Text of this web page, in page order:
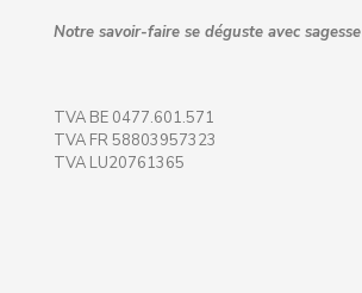
Notre savoir-faire se déguste avec sagesse
TVA BE 0477.601.571
TVA FR 58803957323
TVA LU20761365